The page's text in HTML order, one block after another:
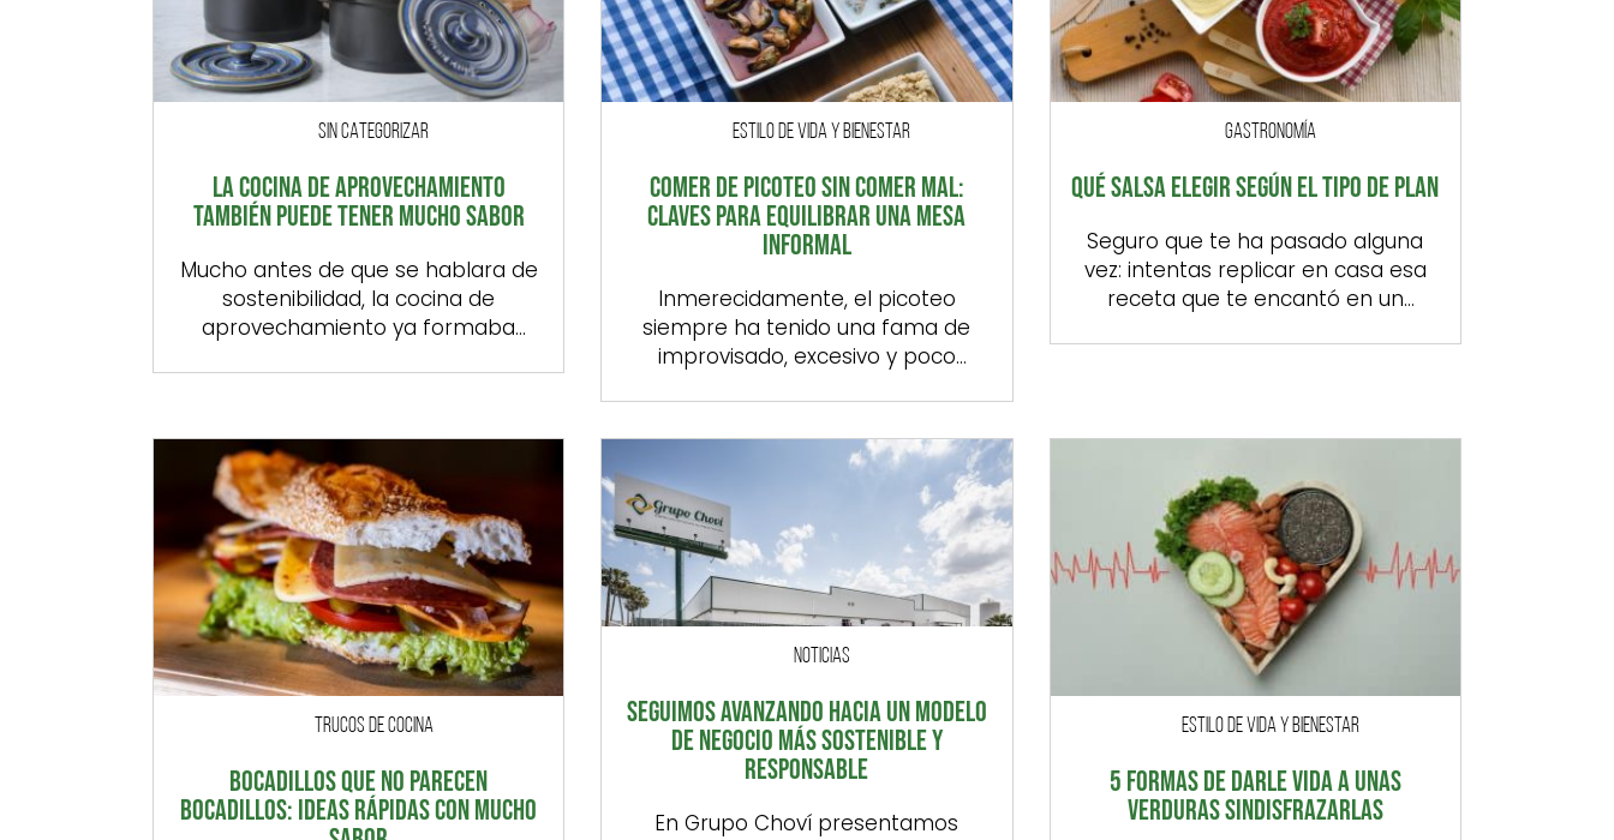
LA COCINA DE APROVECHAMIENTO
TAMBIÉN PUEDE TENER MUCHO SABOR
SIN CATEGORIZAR
Mucho antes de que se hablara de
sostenibilidad, la cocina de
aprovechamiento ya formaba
había en casa, aprovechar cada
ingrediente y transformar las
sobras en platos nuevos. No se
tiraba nada. El pan duro se
transformaba […]
COMER DE PICOTEO SIN COMER MAL:
CLAVES PARA EQUILIBRAR UNA MESA
INFORMAL
ESTILO DE VIDA Y BIENESTAR
Inmerecidamente, el picoteo
siempre ha tenido una fama de
improvisado, excesivo y poco
estas cenas acaban resolviéndose
con una mezcla de snacks rápidos
que llenan poco, resultan pesados y
dejan esa sensación tan poco
gratificante de haber comido
“regular”. Pero esto no tiene […]
QUÉ SALSA ELEGIR SEGÚN EL TIPO DE PLAN
GASTRONOMÍA
Seguro que te ha pasado alguna
vez: intentas replicar en casa esa
receta que te encantó en un
ingredientes base, sino esos
pequeños detalles que le dan
personalidad: una salsa que aporta
cremosidad, […]
BOCADILLOS QUE NO PARECEN
BOCADILLOS: IDEAS RÁPIDAS CON MUCHO
TRUCOS DE COCINA
SEGUIMOS AVANZANDO HACIA UN MODELO
DE NEGOCIO MÁS SOSTENIBLE Y
RESPONSABLE
NOTICIAS
En Grupo Choví presentamos
5 FORMAS DE DARLE VIDA A UNAS
VERDURAS SINDISFRAZARLAS
ESTILO DE VIDA Y BIENESTAR